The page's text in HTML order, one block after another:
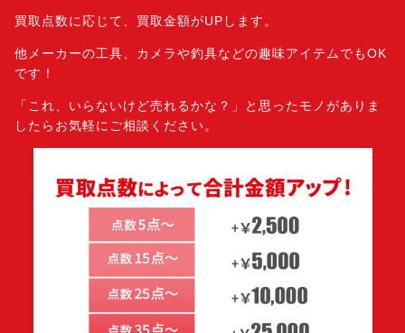
買取点数に応じて、買取金額がUPします。
他メーカーの工具、カメラや釣具などの趣味アイテムでもOK
です！
「これ、いらないけど売れるかな？」と思ったモノがありま
したら お気軽にご相談ください。